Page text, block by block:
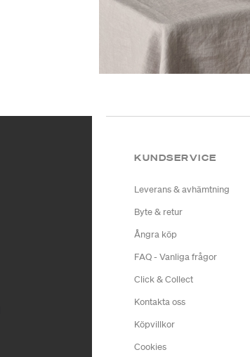
KUNDSERVICE
Leverans & avhämtning
Byte & retur
Ångra köp
FAQ - Vanliga frågor
Click & Collect
Kontakta oss
Köpvillkor
Cookies